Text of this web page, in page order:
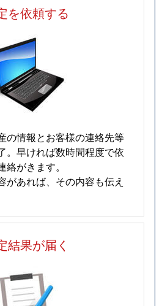
を依頼する
の情報とお客様の連絡先等
。早ければ数時間程度で依
がきます。
があれば、その内容も伝え
結果が届く